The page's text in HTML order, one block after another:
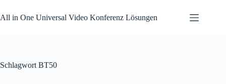
Inhalt
springen
All in One Universal Video Konferenz Lösungen
Schlagwort BT50